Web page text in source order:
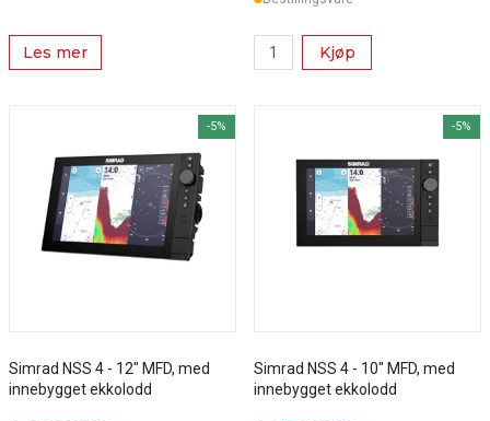
Les mer Kjøp
-5%
Simrad NSS 4 - 12" MFD, med
innebygget ekkolodd
-5%
Simrad NSS 4 - 10" MFD, med
innebygget ekkolodd